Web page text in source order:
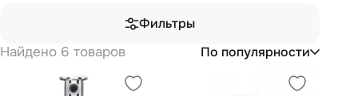
Фильтры
Найдено 6 товаров
По популярности